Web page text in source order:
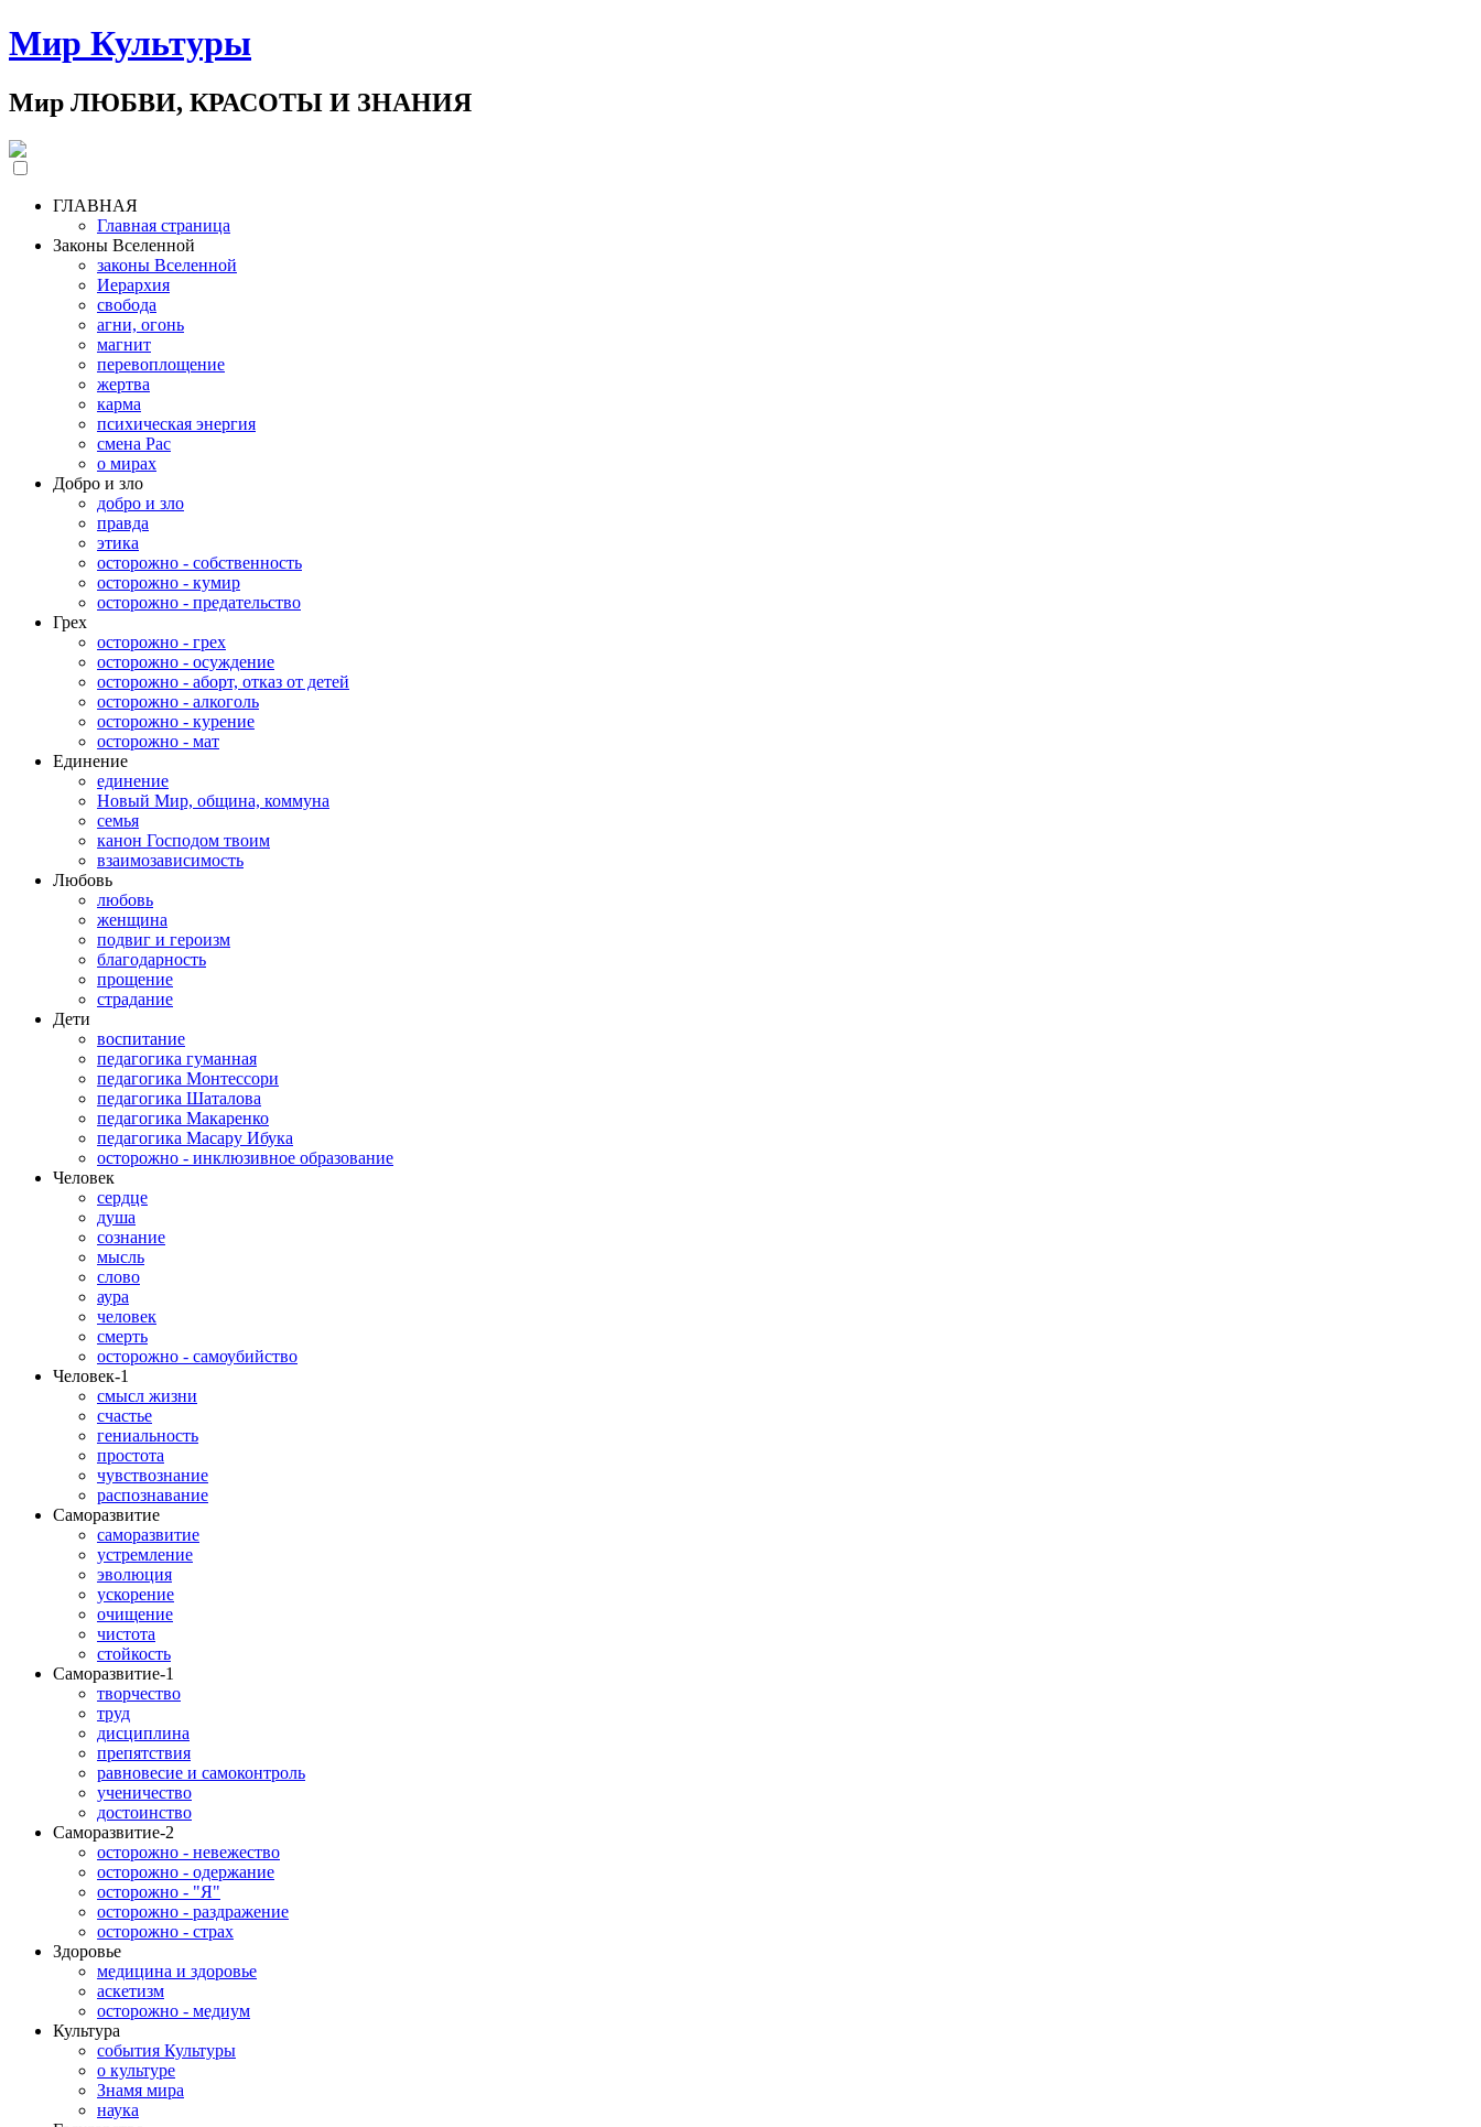
Мир Культуры
Мир ЛЮБВИ, КРАСОТЫ И ЗНАНИЯ
ГЛАВНАЯ
Главная страница
Законы Вселенной
законы Вселенной
Иерархия
свобода
агни, огонь
магнит
перевоплощение
жертва
карма
психическая энергия
смена Рас
о мирах
Добро и зло
добро и зло
правда
этика
осторожно - собственность
осторожно - кумир
осторожно - предательство
Грех
осторожно - грех
осторожно - осуждение
осторожно - аборт, отказ от детей
осторожно - алкоголь
осторожно - курение
осторожно - мат
Единение
единение
Новый Мир, община, коммуна
семья
канон Господом твоим
взаимозависимость
Любовь
любовь
женщина
подвиг и героизм
благодарность
прощение
страдание
Дети
воспитание
педагогика гуманная
педагогика Монтессори
педагогика Шаталова
педагогика Макаренко
педагогика Масару Ибука
осторожно - инклюзивное образование
Человек
сердце
душа
сознание
мысль
слово
аура
человек
смерть
осторожно - самоубийство
Человек-1
смысл жизни
счастье
гениальность
простота
чувствознание
распознавание
Саморазвитие
саморазвитие
устремление
эволюция
ускорение
очищение
чистота
стойкость
Саморазвитие-1
творчество
труд
дисциплина
препятствия
равновесие и самоконтроль
ученичество
достоинство
Саморазвитие-2
осторожно - невежество
осторожно - одержание
осторожно - "Я"
осторожно - раздражение
осторожно - страх
Здоровье
медицина и здоровье
аскетизм
осторожно - медиум
Культура
события Культуры
о культуре
Знамя мира
наука